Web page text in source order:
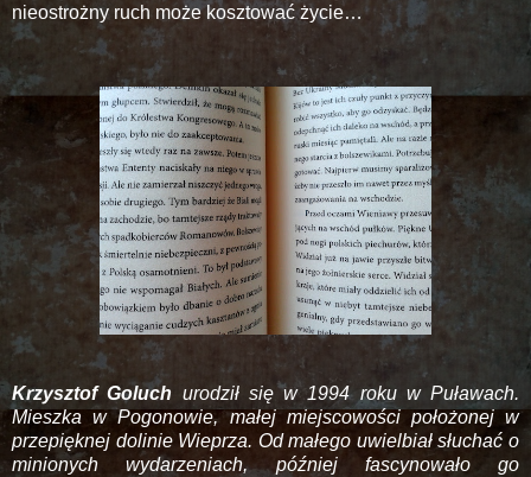
nieostrożny ruch może kosztować życie…
Krzysztof Goluch urodził się w 1994 roku w Puławach.
Mieszka w Pogonowie, małej miejscowości położonej w
przepięknej dolinie Wieprza. Od małego uwielbiał słuchać o
minionych wydarzeniach, później fascynowało go